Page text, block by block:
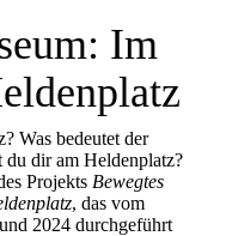
Im
Was bedeutet der
dir am Heldenplatz?
Projekts Bewegtes
, das vom
2024 durchgeführt